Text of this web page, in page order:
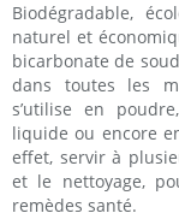
Biodégradable,
naturel et
bicarbonate de
dans toutes les
s’utilise en
liquide ou encore
effet, servir à
et le nettoyage,
remèdes santé.